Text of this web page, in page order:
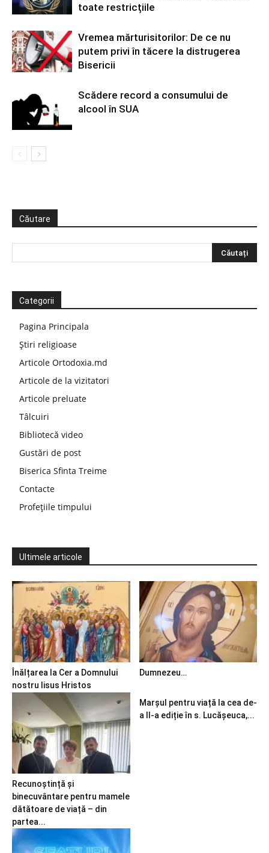
toate restricțiile
Vremea mărturisitorilor: De ce nu
putem privi în tăcere la distrugerea
Bisericii
Scădere record a consumului de
alcool în SUA
Căutare
Categorii
Pagina Principala
Știri religioase
Articole Ortodoxia.md
Articole de la vizitatori
Articole preluate
Tâlcuiri
Bibliotecă video
Gustări de post
Biserica Sfinta Treime
Contacte
Profețiile timpului
Ultimele articole
Înălțarea la Cer a Domnului
nostru Iisus Hristos
Dumnezeu…
Recunoștință și
binecuvântare pentru mamele
dătătoare de viață – din
partea...
Marșul pentru viață la cea de-
a II-a ediție în s. Lucășeuca,...